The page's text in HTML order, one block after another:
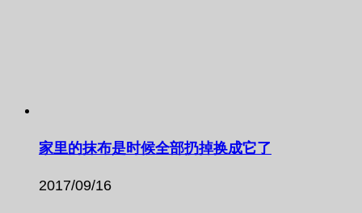
家里的抹布是时候全部扔掉换成它了
2017/09/16